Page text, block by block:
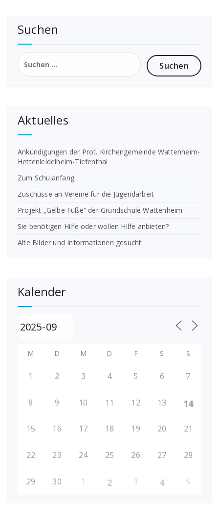
Suchen
Suchen
nach:
Aktuelles
Ankündigungen der Prot. Kirchengemeinde Wattenheim-
Hettenleidelheim-Tiefenthal
Zum Schulanfang
Zuschüsse an Vereine für die Jugendarbeit
Projekt „Gelbe Füße“ der Grundschule Wattenheim
Sie benötigen Hilfe oder wollen Hilfe anbieten?
Alte Bilder und Informationen gesucht
Kalender
M D M D F S S
1 2 3 4 5 6 7
8 9 10 11 12 13 14
15 16 17 18 19 20 21
22 23 24 25 26 27 28
29 30 1 2 3 4 5